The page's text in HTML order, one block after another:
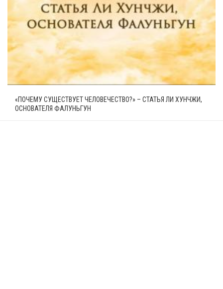
«ПОЧЕМУ СУЩЕСТВУЕТ ЧЕЛОВЕЧЕСТВО?» – СТАТЬЯ ЛИ ХУНЧЖИ,
ОСНОВАТЕЛЯ ФАЛУНЬГУН